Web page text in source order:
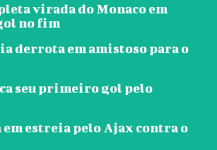
virada do Monaco em
no fim
derrota em amistoso para o
seu primeiro gol pelo
estreia pelo Ajax contra o